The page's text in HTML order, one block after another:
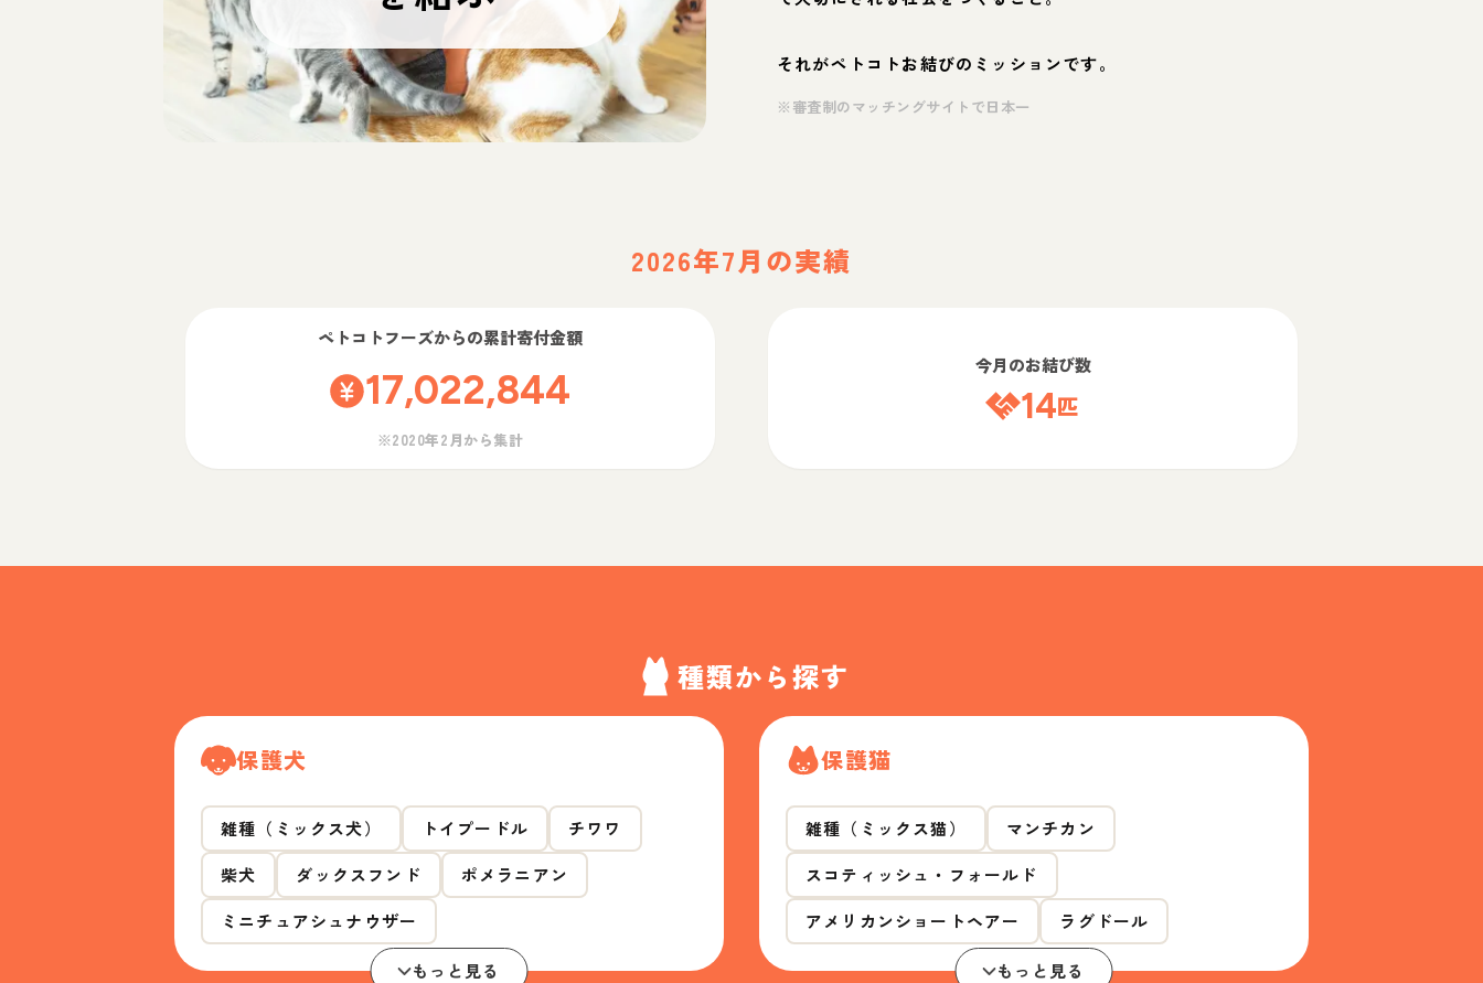
それがペトコトお結びのミッションです。
※審査制のマッチングサイトで日本一
2026年7月の実績
ペトコトフーズからの累計寄付金額
17,022,844
※2020年2月から集計
今月のお結び数
14匹
種類から探す
保護犬
雑種（ミックス犬） トイプードル
チワワ
柴犬
ダックスフンド
ポメラニアン
ミニチュアシュナウザー
もっと見る
保護猫
雑種（ミックス猫）
マンチカン
スコティッシュ・フォールド
アメリカンショートヘアー
ラグドール
もっと見る